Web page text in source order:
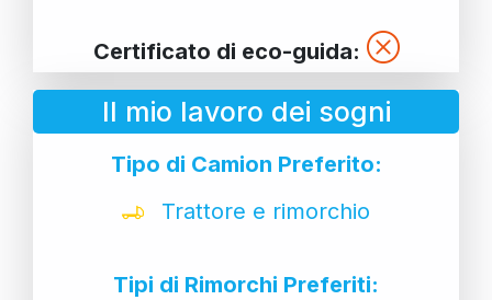
Certificato di eco-guida:
Il mio lavoro dei sogni
Tipo di Camion Preferito:
Trattore e rimorchio
Tipi di Rimorchi Preferiti: